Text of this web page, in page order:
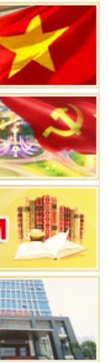
Nhân dân,
đại biểu
nhiệm kỳ
lần thứ I,
nhất,
9, Quốc
tỉnh
- 2026